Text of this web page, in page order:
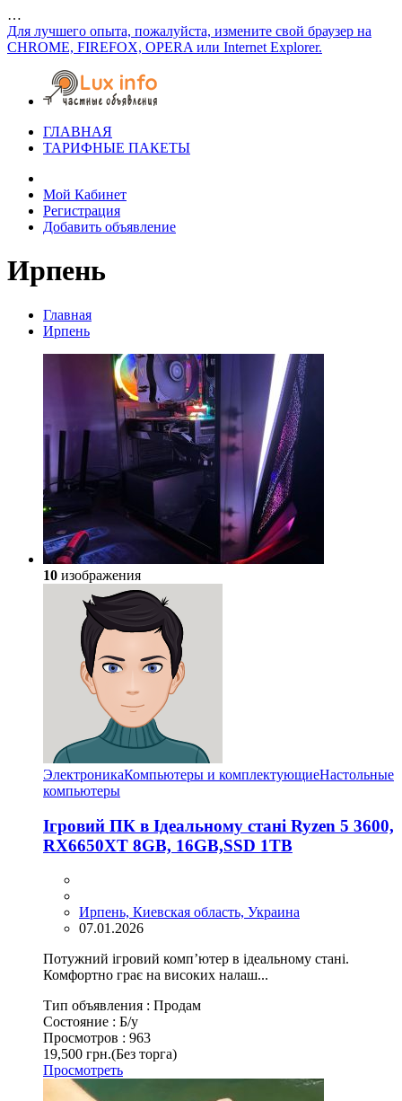
…
Для лучшего опыта, пожалуйста, измените свой браузер на
CHROME, FIREFOX, OPERA или Internet Explorer.
ГЛАВНАЯ
ТАРИФНЫЕ ПАКЕТЫ
Мой Кабинет
Регистрация
Добавить объявление
Ирпень
Главная
Ирпень
10 изображения
ЭлектроникаКомпьютеры и комплектующиеНастольные
компьютеры
Ігровий ПК в Ідеальному стані Ryzen 5 3600,
RX6650XT 8GB, 16GB,SSD 1TB
Ирпень, Киевская область, Украина
07.01.2026
Потужний ігровий комп’ютер в ідеальному стані.
Комфортно грає на високих налаш...
Тип объявления : Продам
Состояние : Б/у
Просмотров : 963
19,500 грн.(Без торга)
Просмотреть